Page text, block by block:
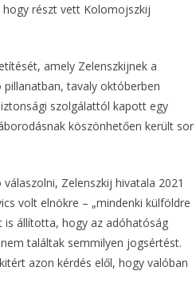
részt vett Kolomojszkij
amely Zelenszkijnek a
tavaly októberben
szolgálattól kapott egy
köszönhetően került sor
Zelenszkij hivatala 2021
volt elnökre – „mindenki külföldre
is állította, hogy az adóhatóság
találtak semmilyen jogsértést.
azon kérdés elől, hogy valóban